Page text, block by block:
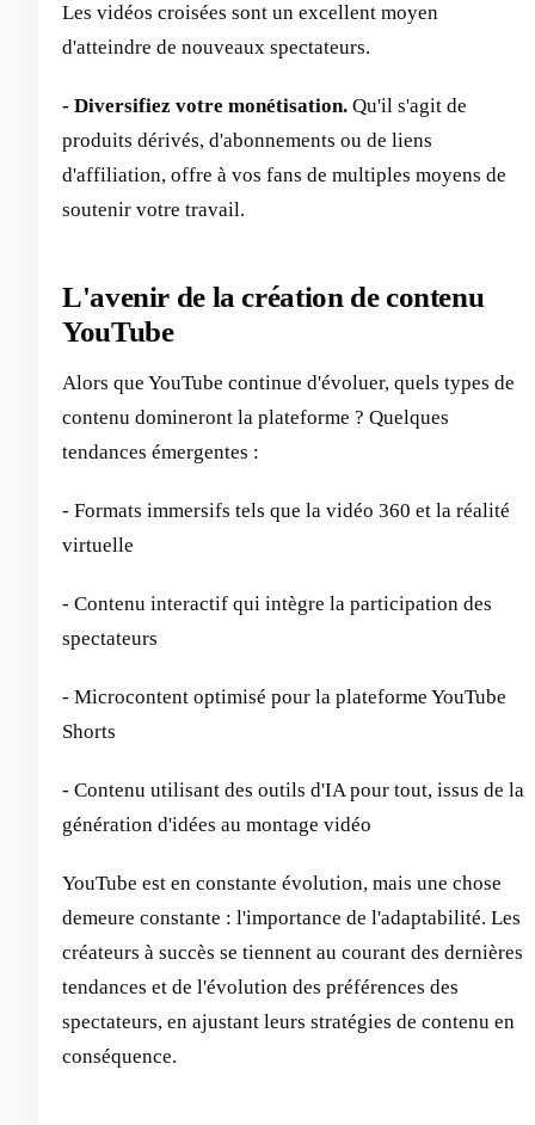
Les vidéos croisées sont un excellent moyen
d'atteindre de nouveaux spectateurs.
- Diversifiez votre monétisation. Qu'il s'agit de
produits dérivés, d'abonnements ou de liens
d'affiliation, offre à vos fans de multiples moyens de
soutenir votre travail.
L'avenir de la création de contenu
YouTube
Alors que YouTube continue d'évoluer, quels types de
contenu domineront la plateforme ? Quelques
tendances émergentes :
- Formats immersifs tels que la vidéo 360 et la réalité
virtuelle
- Contenu interactif qui intègre la participation des
spectateurs
- Microcontent optimisé pour la plateforme YouTube
Shorts
- Contenu utilisant des outils d'IA pour tout, issus de la
génération d'idées au montage vidéo
YouTube est en constante évolution, mais une chose
demeure constante : l'importance de l'adaptabilité. Les
créateurs à succès se tiennent au courant des dernières
tendances et de l'évolution des préférences des
spectateurs, en ajustant leurs stratégies de contenu en
conséquence.